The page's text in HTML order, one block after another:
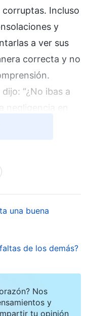
Incluso
y
a ver sus
correcta y no
“¿No ibas a
negligencia en
indirecta? ¿Crees
por las ramas
el
con ellas y
una buena
de los demás?
Nos
y
tu opinión